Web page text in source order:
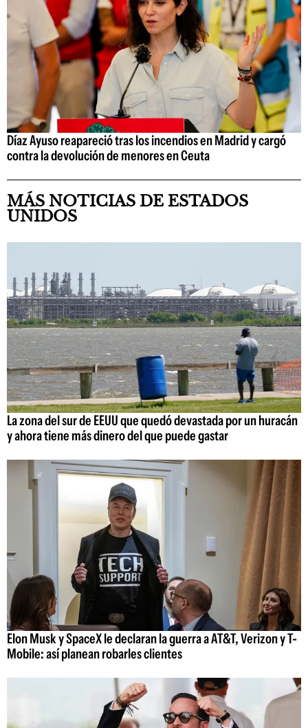
Díaz Ayuso reapareció tras los incendios en Madrid y cargó
contra la devolución de menores en Ceuta
MÁS NOTICIAS DE ESTADOS
UNIDOS
La zona del sur de EEUU que quedó devastada por un huracán
y ahora tiene más dinero del que puede gastar
Elon Musk y SpaceX le declaran la guerra a AT&T, Verizon y T-
Mobile: así planean robarles clientes